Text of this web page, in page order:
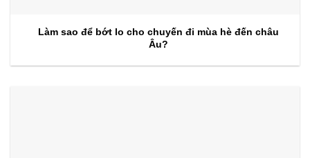
Làm sao để bớt lo cho chuyến đi mùa hè đến châu
Âu?